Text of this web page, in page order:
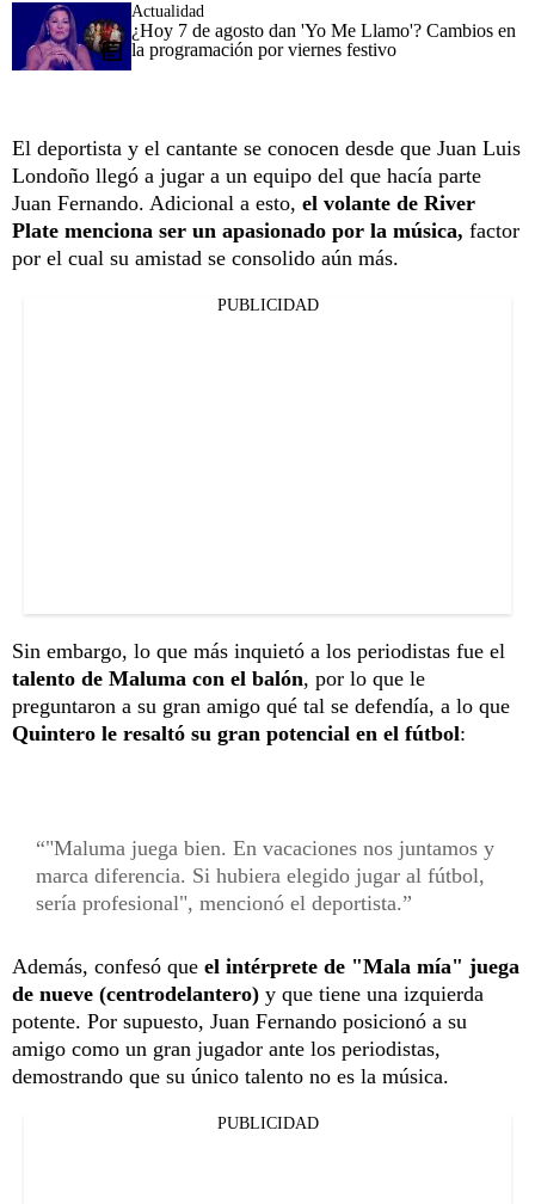
Actualidad
¿Hoy 7 de agosto dan 'Yo Me Llamo'? Cambios en
la programación por viernes festivo
El deportista y el cantante se conocen desde que Juan Luis
Londoño llegó a jugar a un equipo del que hacía parte
Juan Fernando. Adicional a esto, el volante de River
Plate menciona ser un apasionado por la música, factor
por el cual su amistad se consolido aún más.
PUBLICIDAD
Sin embargo, lo que más inquietó a los periodistas fue el
talento de Maluma con el balón, por lo que le
preguntaron a su gran amigo qué tal se defendía, a lo que
Quintero le resaltó su gran potencial en el fútbol:
"Maluma juega bien. En vacaciones nos juntamos y
marca diferencia. Si hubiera elegido jugar al fútbol,
sería profesional", mencionó el deportista.
Además, confesó que el intérprete de "Mala mía" juega
de nueve (centrodelantero) y que tiene una izquierda
potente. Por supuesto, Juan Fernando posicionó a su
amigo como un gran jugador ante los periodistas,
demostrando que su único talento no es la música.
PUBLICIDAD